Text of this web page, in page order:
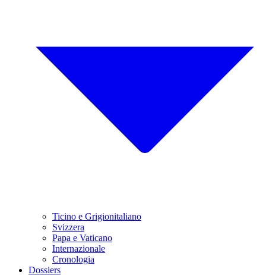
Ticino e Grigionitaliano
Svizzera
Papa e Vaticano
Internazionale
Cronologia
Dossiers